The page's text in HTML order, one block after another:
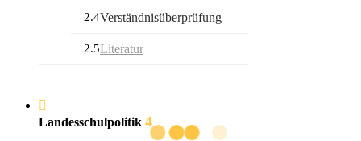
2.4Verständnisüberprüfung
2.5Literatur
Landesschulpolitik 4